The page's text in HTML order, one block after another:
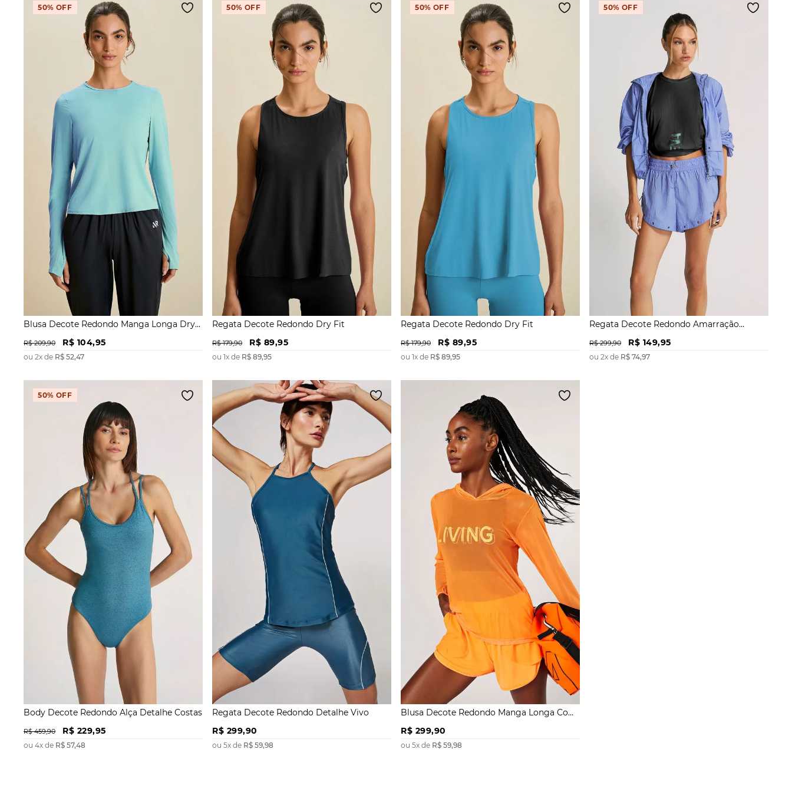
50% OFF
Blusa Decote Redondo Manga Longa Dry
R$ 209,90 R$ 104,95
ou 2x de R$ 52,47
50% OFF
Regata Decote Redondo Dry Fit
R$ 179,90 R$ 89,95
ou 1x de R$ 89,95
50% OFF
Regata Decote Redondo Dry Fit
R$ 179,90 R$ 89,95
ou 1x de R$ 89,95
50% OFF
Regata Decote Redondo Amarração
R$ 299,90 R$ 149,95
ou 2x de R$ 74,97
50% OFF
Body Decote Redondo Alça Detalhe Costas
R$ 459,90 R$ 229,95
ou 4x de R$ 57,48
Regata Decote Redondo Detalhe Vivo
R$ 299,90
ou 5x de R$ 59,98
Blusa Decote Redondo Manga Longa Com
R$ 299,90
ou 5x de R$ 59,98